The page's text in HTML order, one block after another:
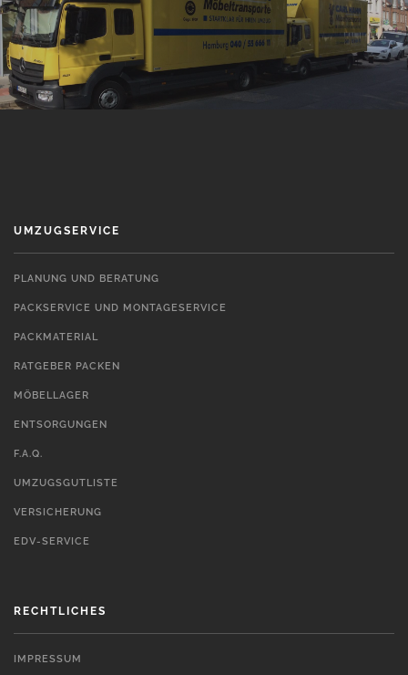
UMZUGSERVICE
PLANUNG UND BERATUNG
PACKSERVICE UND MONTAGESERVICE
PACKMATERIAL
RATGEBER PACKEN
MÖBELLAGER
ENTSORGUNGEN
F.A.Q.
UMZUGSGUTLISTE
VERSICHERUNG
EDV-SERVICE
RECHTLICHES
IMPRESSUM